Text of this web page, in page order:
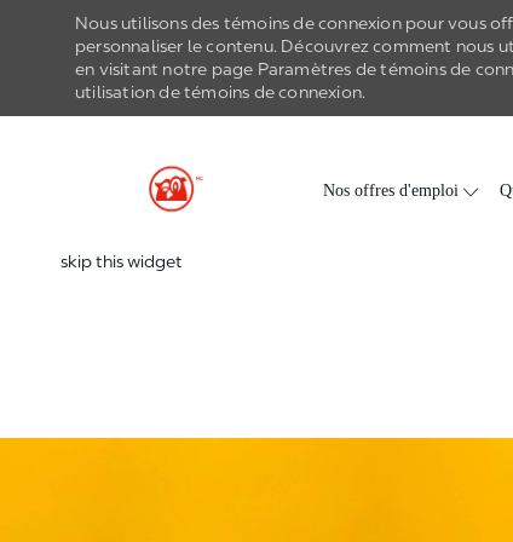
Nous utilisons des témoins de connexion pour vous
personnaliser le contenu. Découvrez comment nous
en visitant notre page Paramètres detémoins de
utilisation detémoins de connexion.
Skip to main content
Nos offres d'emploi
skip this widget